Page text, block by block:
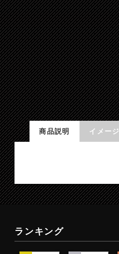
商品説明 イメージ
ランキング